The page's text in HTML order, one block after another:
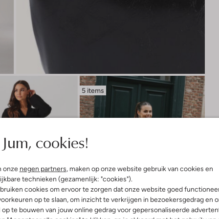
Jum, cookies!
onze negen partners, maken op onze website gebruik van cookies en
technieken (gezamenlijk: "cookies").
cookies om ervoor te zorgen dat onze website goed
op te slaan, om inzicht te verkrijgen in bezoekersgedrag en
te bouwen van jouw online gedrag voor gepersonaliseerde
5 items